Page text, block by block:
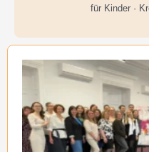
für Kinder ·